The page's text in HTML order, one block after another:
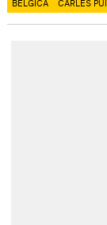
BÉLGICA CARLES